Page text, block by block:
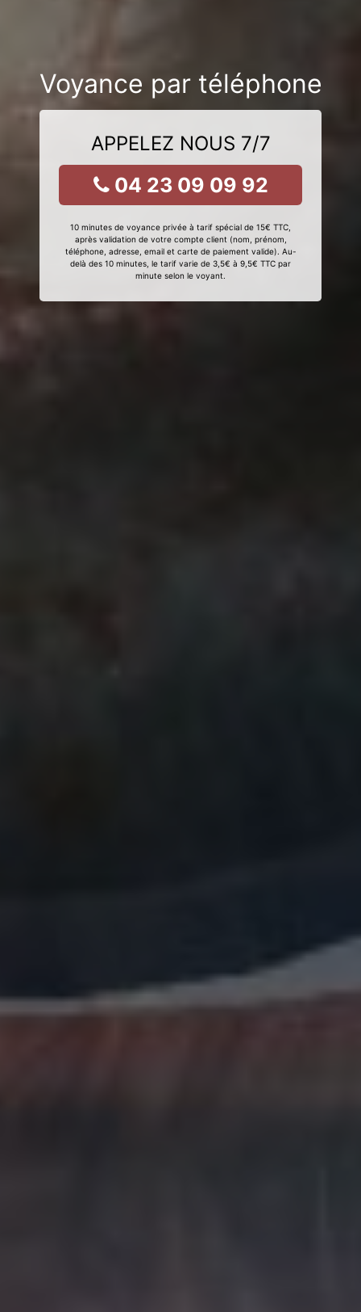
Voyance par téléphone
APPELEZ NOUS 7/7
04 23 09 09 92
10 minutes de voyance privée à tarif spécial de 15€ TTC,
après validation de votre compte client (nom, prénom,
téléphone, adresse, email et carte de paiement valide). Au-
delà des 10 minutes, le tarif varie de 3,5€ à 9,5€ TTC par
minute selon le voyant.